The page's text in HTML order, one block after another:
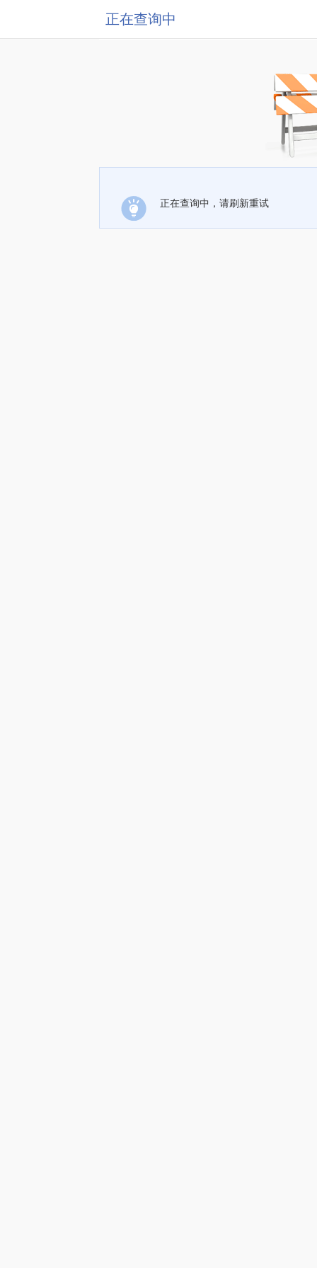
正在查询中
正在查询中，请刷新重试